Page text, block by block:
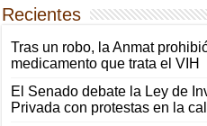
Recientes
Tras un robo, la Anmat
medicamento que trata el VIH
El Senado debate la Ley de
Privada con protestas en la